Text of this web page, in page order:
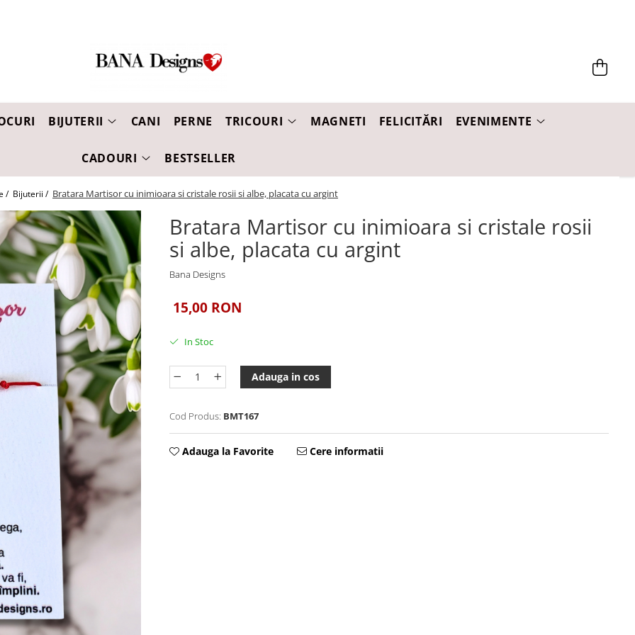
BIJUTERII CANI PERNE TRICOURI MAGNETI FELICITĂRI EVENIMENTE
CADOURI BESTSELLER
/ Bijuterii / Bratara Martisor cu inimioara si cristale rosii si albe, placata cu argint
Bratara Martisor cu inimioara si cristale rosii
si albe, placata cu argint
Bana Designs
15,00 RON
In Stoc
Adauga in cos
Cod Produs: BMT167
Adauga la Favorite Cere informatii